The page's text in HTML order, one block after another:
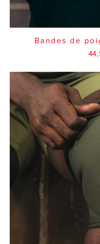
Bandes de